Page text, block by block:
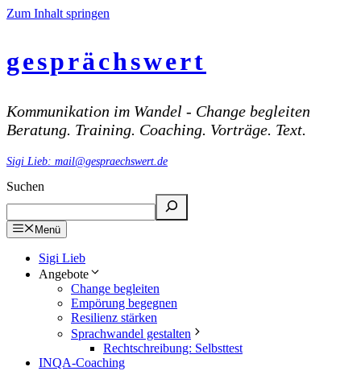
Zum Inhalt springen
gesprächswert
Kommunikation im Wandel - Change begleiten
Beratung. Training. Coaching. Vorträge. Text.
Sigi Lieb: mail@gespraechswert.de
Suchen
Menü
Sigi Lieb
Angebote
Change begleiten
Empörung begegnen
Resilienz stärken
Sprachwandel gestalten
Rechtschreibung: Selbsttest
INQA-Coaching